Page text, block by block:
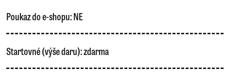
Poukaz do e-shopu:NE
Startovné (výše daru):zdarma